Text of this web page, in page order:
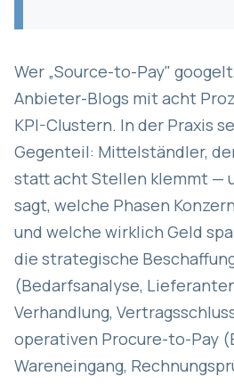
Wer „Source-to-Pay"
Anbieter-Blogs mit acht
KPI-Clustern. In der Praxis
Gegenteil: Mittelständler,
statt acht Stellen klemmt —
sagt, welche Phasen
und welche wirklich Geld
die strategische
(Bedarfsanalyse,
Verhandlung,
operativen Procure-to-Pay
Wareneingang,